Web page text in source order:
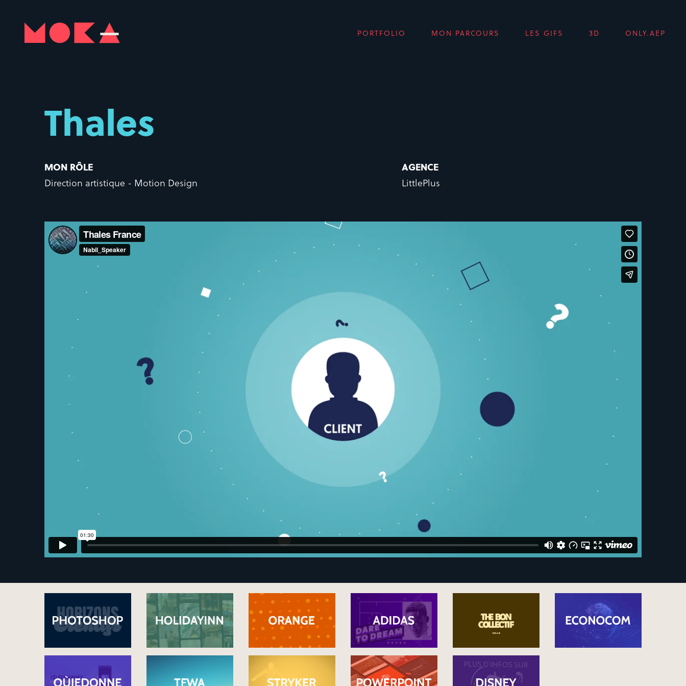
PORTFOLIO MON PARCOURS LES GIFS 3D ONLY.AEP
Thales
MON RÔLE
Direction artistique - Motion Design
AGENCE
LittlePlus